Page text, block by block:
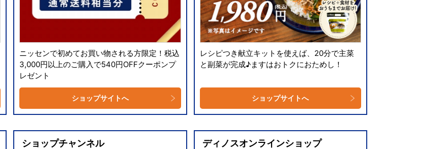
レシピつき献立キットを使えば、20分で主菜
と副菜が完成♪ますはおトクにおためし！
ショップサイトへ
ディノスオンラインショップ
ニッセンで初めてお買い物される方限定！税込
3,000円以上のご購入で540円OFFクーポンプ
レゼント
ショップサイトへ
ショップチャンネル